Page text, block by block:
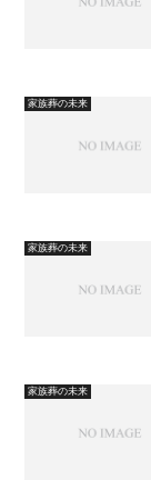
家族葬の未来
家族葬の未来
家族葬の未来